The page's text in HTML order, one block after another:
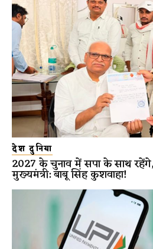
देश दुनिया
2027 के चुनाव में सपा के साथ
मुख्यमंत्री: बाबू सिंह कुशवाहा!